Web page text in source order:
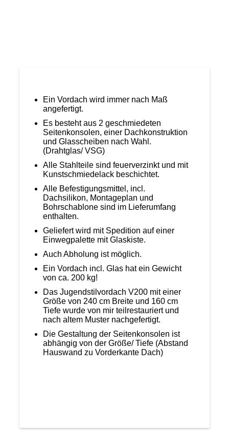
Ein Vordach wird immer nach Maß
angefertigt.
Es besteht aus 2 geschmiedeten
Seitenkonsolen, einer Dachkonstruktion
und Glasscheiben nach Wahl.
(Drahtglas/ VSG)
Alle Stahlteile sind feuerverzinkt und mit
Kunstschmiedelack beschichtet.
Alle Befestigungsmittel, incl.
Dachsilikon, Montageplan und
Bohrschablone sind im Lieferumfang
enthalten.
Geliefert wird mit Spedition auf einer
Einwegpalette mit Glaskiste.
Auch Abholung ist möglich.
Ein Vordach incl. Glas hat ein Gewicht
von ca. 200 kg!
Das Jugendstilvordach V200 mit einer
Größe von 240 cm Breite und 160 cm
Tiefe wurde von mir teilrestauriert und
nach altem Muster nachgefertigt.
Die Gestaltung der Seitenkonsolen ist
abhängig von der Größe/ Tiefe (Abstand
Hauswand zu Vorderkante Dach)